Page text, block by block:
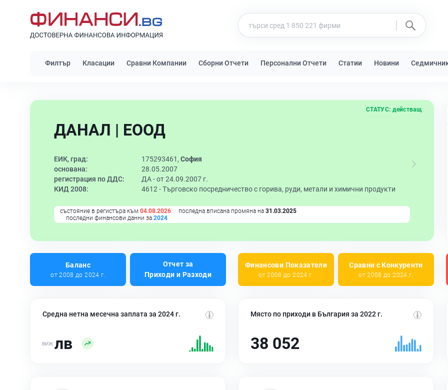
Филтър Класации Сравни Компании Сборни Отчети Персонални Отчети Статии Новини
ДАНАЛ | ЕООД
СТАТУС: действащ
ЕИК, град: 175293461, София
основана:
28.05.2007
регистрация по ДДС:
ДА - от 24.09.2007 г.
КИД 2008:
4612 -Търговско посредничество с горива, руди, метали и химични продукти
състояние в регистъра към 04.08.2026 последна вписана промяна на 31.03.2025
последни финансови данни за 2024
Баланс
от 2008 до 2024 г.
Отчет за
Приходи и Разходи
Финансови Показатели
от 2008 до 2024 г.
Сравни с Конкуренти
от 2008 до 2024 г.
Средна нетна месечна заплата за 2024 г.
лв
Място по приходи в България за 2022 г.
38 052